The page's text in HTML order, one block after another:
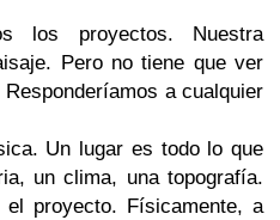
los proyectos. Nuestra
Pero no tiene que ver
a cualquier
Un lugar es todo lo que
un clima, una topografía.
proyecto. Físicamente, a